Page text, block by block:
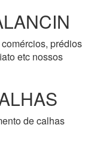
prédios
etc nossos
de calhas